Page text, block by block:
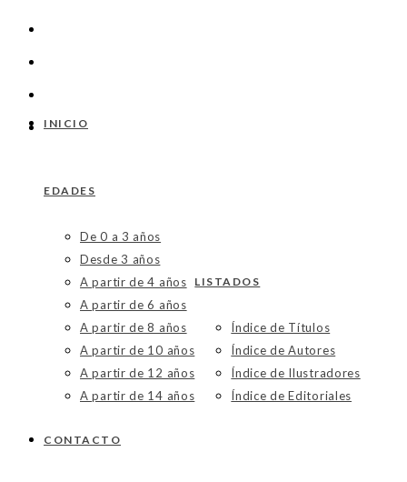
INICIO
EDADES
De 0 a 3 años
Desde 3 años
A partir de 4 años
A partir de 6 años
A partir de 8 años
A partir de 10 años
A partir de 12 años
A partir de 14 años
LISTADOS
Índice de Títulos
Índice de Autores
Índice de Ilustradores
Índice de Editoriales
CONTACTO